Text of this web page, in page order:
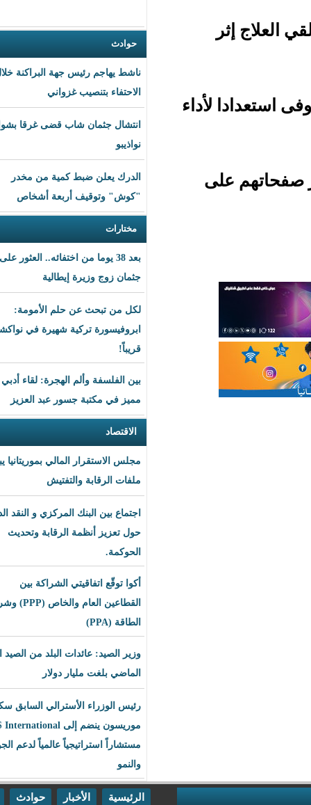
حوادث
ناشط يهاجم رئيس جهة البراكنة خلال
الاحتفاء بتنصيب غزواني
انتشال جثمان شاب قضى غرقا بشواطئ
الدرك يعلن ضبط كمية من مخدر
"كوش" وتوقيف أربعة أشخاص
بعد 38 يوما من اختفائه.. العثور على
جثمان زوج وزيرة إيطالية
لكل من تبحث عن حلم الأمومة:
ابروفيسورة تركية شهيرة في نواكشوط
بين الفلسفة وألم الهجرة: لقاء أدبي
مميز في مكتبة جسور عبد العزيز
مجلس الاستقرار المالي بموريتانيا يبحث
ملفات الرقابة والتفتيش
اجتماع بين البنك المركزي و النقد الدولي
حول تعزيز أنظمة الرقابة وتحديث
أكوا توقّع اتفاقيتي الشراكة بين
القطاعين العام والخاص (PPP) وشراء
وزير الصيد: عائدات البلد من الصيد العام
الماضي بلغت مليار دولار
رئيس الوزراء الأسترالي السابق سكوت
موريسون ينضم إلى BLS International
مستشاراً استراتيجياً عالمياً لدعم الجودة
لأداء
حوادث
اقتصاد